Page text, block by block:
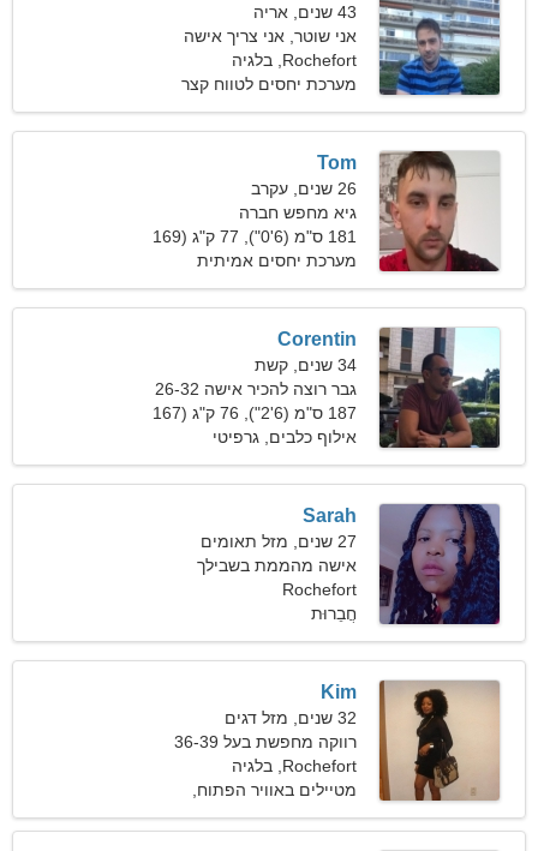
43 שנים, אריה
אני שוטר, אני צריך אישה
ידידותית
Rochefort, בלגיה
מערכת יחסים לטווח קצר
Tom
26 שנים, עקרב
גיא מחפש חברה
181 ס"מ (6'0"), 77 ק"ג (169
פאונד)
מערכת יחסים אמיתית
Corentin
34 שנים, קשת
גבר רוצה להכיר אישה 26-32
187 ס"מ (6'2"), 76 ק"ג (167
פאונד)
אילוף כלבים, גרפיטי
Sarah
27 שנים, מזל תאומים
אישה מהממת בשבילך
Rochefort
חֲבֵרוּת
Kim
32 שנים, מזל דגים
רווקה מחפשת בעל 36-39
Rochefort, בלגיה
מטיילים באוויר הפתוח,
סנובורד